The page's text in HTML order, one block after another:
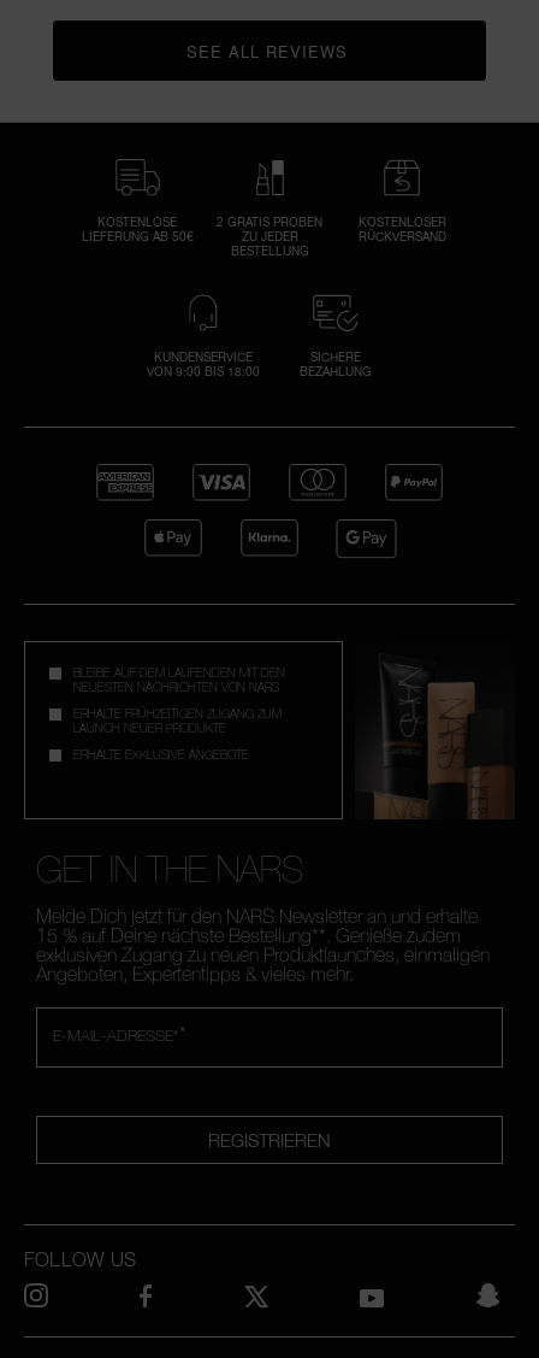
CLICK TO GO TO ALL REVIEWS
KOSTENLOSE
LIEFERUNG AB 50€
2 GRATIS PROBEN
ZU JEDER
BESTELLUNG
KOSTENLOSER
RÜCKVERSAND
KUNDENSERVICE
VON 9:00 BIS 18:00
SICHERE
BEZAHLUNG
BLEIBE AUF DEM LAUFENDEN MIT DEN
NEUESTEN NACHRICHTEN VON NARS
ERHALTE FRÜHZEITIGEN ZUGANG ZUM
LAUNCH NEUER PRODUKTE
ERHALTE EXKLUSIVE ANGEBOTE
GET IN THE NARS
Melde Dich jetzt für den NARS Newsletter an und erhalte
15 % auf Deine nächste Bestellung**. Genieße zudem
exklusiven Zugang zu neuen Produktlaunches, einmaligen
Angeboten, Expertentipps & vieles mehr.
*
E-MAIL-ADRESSE*
REGISTRIEREN
FOLLOW US